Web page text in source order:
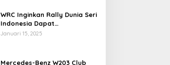
WRC Inginkan Rally Dunia Seri
Indonesia Dapat
Terselenggara 2026
Januari 15, 2025
Mercedes-Benz W203 Club